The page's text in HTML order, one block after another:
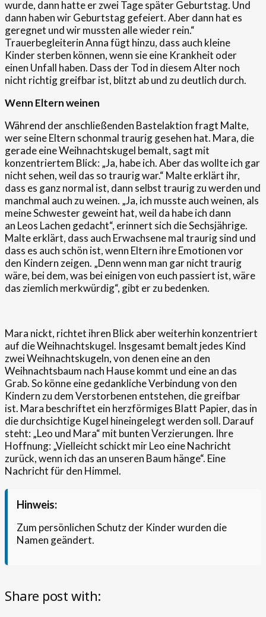
wurde, dann hatte er zwei Tage später Geburtstag. Und
dann haben wir Geburtstag gefeiert. Aber dann hat es
geregnet und wir mussten alle wieder rein.“
Trauerbegleiterin Anna fügt hinzu, dass auch kleine
Kinder sterben können, wenn sie eine Krankheit oder
einen Unfall haben. Dass der Tod in diesem Alter noch
nicht richtig greifbar ist, blitzt ab und zu deutlich durch.
Wenn Eltern weinen
Während der anschließenden Bastelaktion fragt Malte,
wer seine Eltern schonmal traurig gesehen hat. Mara, die
gerade eine Weihnachtskugel bemalt, sagt mit
konzentriertem Blick: „Ja, habe ich. Aber das wollte ich gar
nicht sehen, weil das so traurig war.“ Malte erklärt ihr,
dass es ganz normal ist, dann selbst traurig zu werden und
manchmal auch zu weinen. „Ja, ich musste auch weinen, als
meine Schwester geweint hat, weil da habe ich dann
an Leos Lachen gedacht“, erinnert sich die Sechsjährige.
Malte erklärt, dass auch Erwachsene mal traurig sind und
dass es auch schön ist, wenn Eltern ihre Emotionen vor
den Kindern zeigen. „Denn wenn man gar nicht traurig
wäre, bei dem, was bei einigen von euch passiert ist, wäre
das ziemlich merkwürdig“, gibt er zu bedenken.
Mara nickt, richtet ihren Blick aber weiterhin konzentriert
auf die Weihnachtskugel. Insgesamt bemalt jedes Kind
zwei Weihnachtskugeln, von denen eine an den
Weihnachtsbaum nach Hause kommt und eine an das
Grab. So könne eine gedankliche Verbindung von den
Kindern zu dem Verstorbenen entstehen, die greifbar
ist. Mara beschriftet ein herzförmiges Blatt Papier, das in
die durchsichtige Kugel hineingelegt werden soll. Darauf
steht: „Leo und Mara“ mit bunten Verzierungen. Ihre
Hoffnung: „Vielleicht schickt mir Leo eine Nachricht
zurück, wenn ich das an unseren Baum hänge“. Eine
Nachricht für den Himmel.
Hinweis:
Zum persönlichen Schutz der Kinder wurden die
Namen geändert.
Share post with: